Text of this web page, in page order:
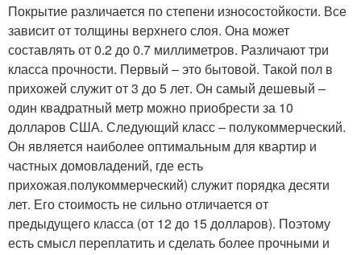
Покрытие различается по степени износостойкости. Все
зависит от толщины верхнего слоя. Она может
составлять от 0.2 до 0.7 миллиметров. Различают три
класса прочности. Первый – это бытовой. Такой пол в
прихожей служит от 3 до 5 лет. Он самый дешевый –
один квадратный метр можно приобрести за 10
долларов США. Следующий класс – полукоммерческий.
Он является наиболее оптимальным для квартир и
частных домовладений, где есть
прихожая.полукоммерческий) служит порядка десяти
лет. Его стоимость не сильно отличается от
предыдущего класса (от 12 до 15 долларов). Поэтому
есть смысл переплатить и сделать более прочными и